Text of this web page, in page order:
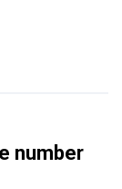
number